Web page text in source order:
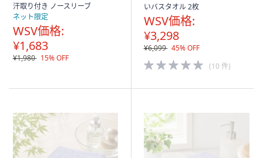
料
汗取り付き ノースリーブ
ネット限定
WSV価格:
¥1,683
¥1,980 15% OFF
料
いバスタオル 2枚
WSV価格:
¥3,298
¥6,099 45% OFF
5.0
of
(10 件)